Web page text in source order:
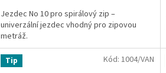
Jezdec No 10 pro spirálový zip –
univerzální jezdec vhodný pro zipovou
metráž.
Tip Kód: 1004/VAN